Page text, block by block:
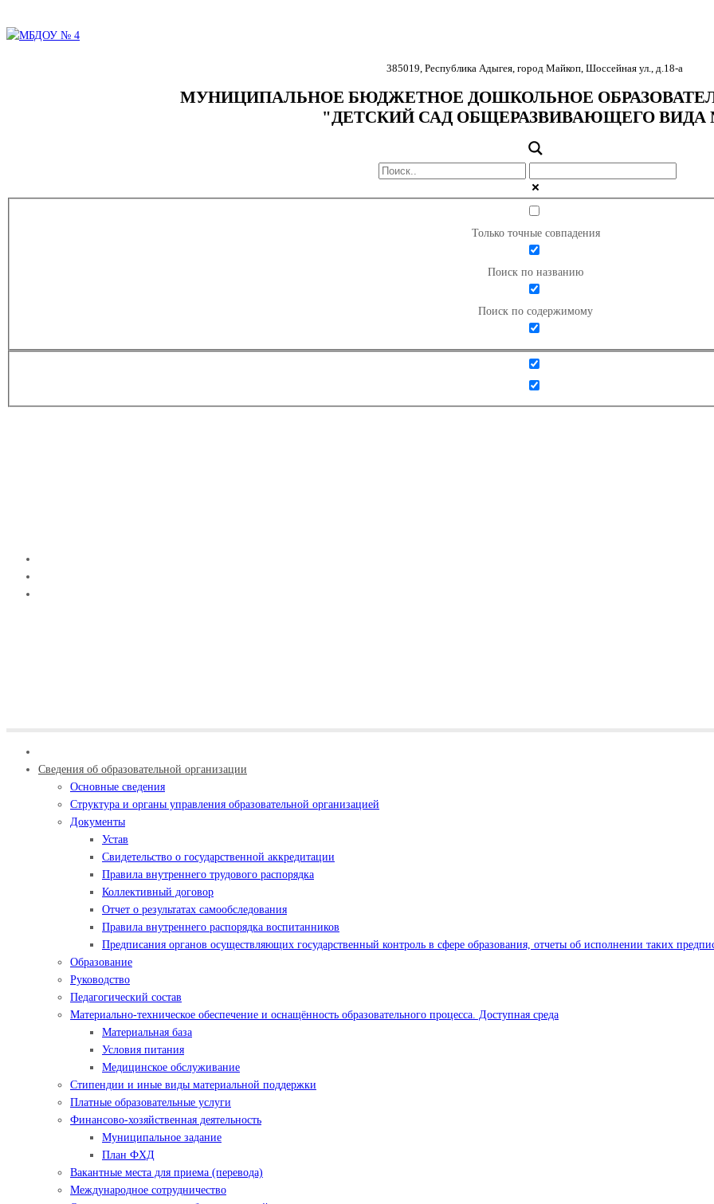
385019, Республика Адыгея, город Майкоп, Шоссейная ул., д.18-а
МУНИЦИПАЛЬНОЕ БЮДЖЕТНОЕ ДОШКОЛЬНОЕ
"ДЕТСКИЙ САД ОБЩЕРАЗВИВАЮЩЕГО ВИДА
Только точные совпадения
Поиск по названию
Поиск по содержимому
Сведения об образовательной организации
Основные сведения
Структура и органы управления образовательной организацией
Документы
Устав
Свидетельство о государственной аккредитации
Правила внутреннего трудового распорядка
Коллективный договор
Отчет о результатах самообследования
Правила внутреннего распорядка воспитанников
Предписания органов осуществляющих государственный контроль в сфере образования, отчеты об исполнении таких
Образование
Руководство
Педагогический состав
Материально-техническое обеспечение и оснащённость образовательного процесса. Доступная среда
Материальная база
Условия питания
Медицинское обслуживание
Стипендии и иные виды материальной поддержки
Платные образовательные услуги
Финансово-хозяйственная деятельность
Муниципальное задание
План ФХД
Вакантные места для приема (перевода)
Международное сотрудничество